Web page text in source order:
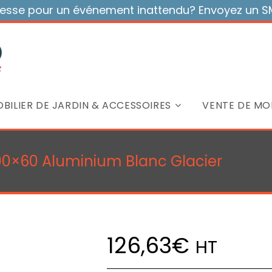
pour un événement inattendu? Envoyez un
DE JARDIN & ACCESSOIRES VENTE DE
Aluminium Blanc Glacier
126,63€ HT